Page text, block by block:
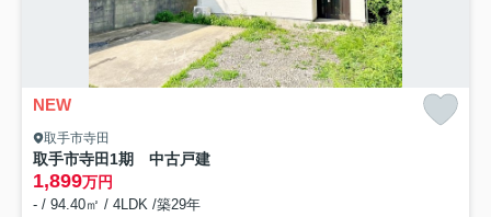
NEW
取手市寺田
取手市寺田1期 中古戸建
1,899万円
- / 94.40㎡ / 4LDK /築29年